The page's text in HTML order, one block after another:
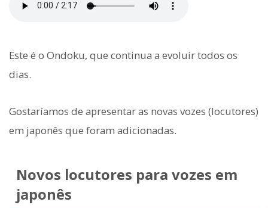
Este é o Ondoku, que continua a evoluir todos os
dias.
Gostaríamos de apresentar as novas vozes (locutores)
em japonês que foram adicionadas.
Novos locutores para vozes em
japonês